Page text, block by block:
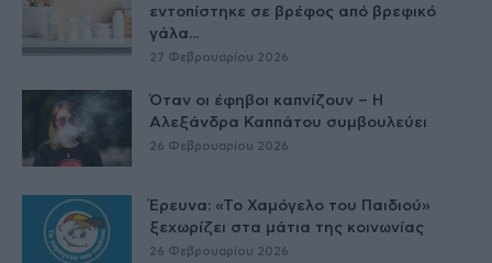
εντοπίστηκε σε βρέφος από βρεφικό
γάλα...
27 Φεβρουαρίου 2026
Όταν οι έφηβοι καπνίζουν – Η
Αλεξάνδρα Καππάτου συμβουλεύει
26 Φεβρουαρίου 2026
Έρευνα: «Το Χαμόγελο του Παιδιού»
ξεχωρίζει στα μάτια της κοινωνίας
26 Φεβρουαρίου 2026